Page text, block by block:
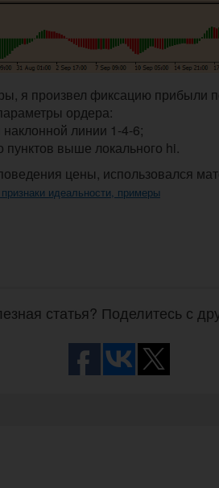
я произвел фиксацию прибыли
ордера:
линии 1-4-6;
пунктов выше локального hi.
цены, использовался
идеальности, примеры
статья? Поделитесь с